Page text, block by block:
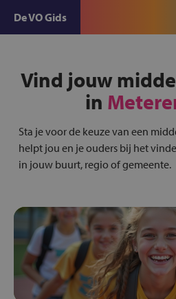
De VO Gids
Vind jouw
in
Sta je voor de keuze van een
helpt jou en je ouders bij het
in jouw buurt, regio of gemeente.